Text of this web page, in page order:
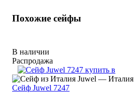
Похожие сейфы
В наличии
Распродажа
Juwel — Италия
Сейф Juwel 7247